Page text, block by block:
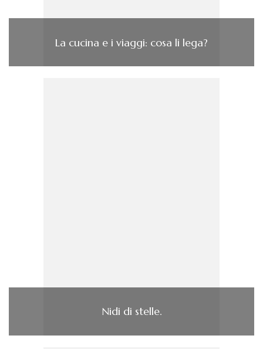
La cucina e i viaggi: cosa li lega?
Nidi di stelle.